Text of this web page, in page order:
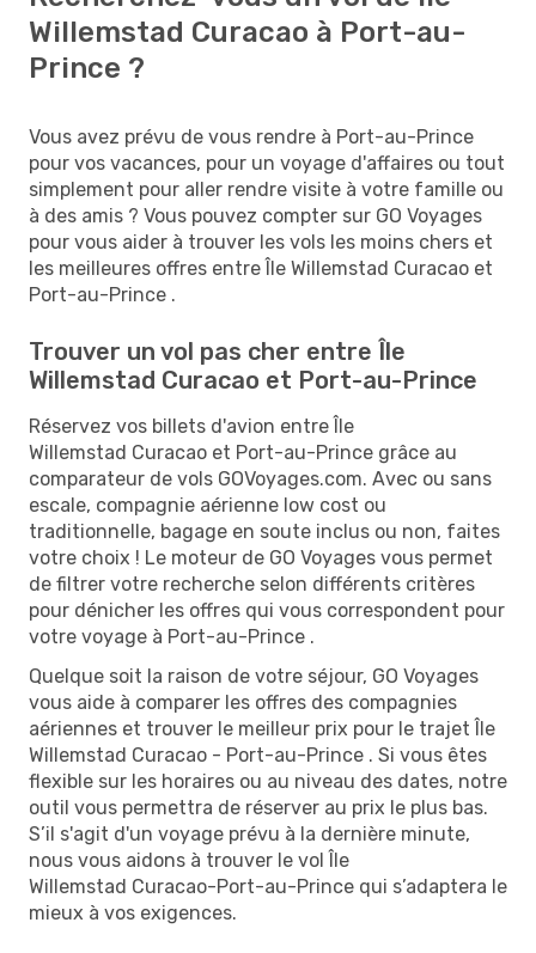
Willemstad Curacao à Port-au-
Prince ?
Vous avez prévu de vous rendre à Port-au-Prince
pour vos vacances, pour un voyage d'affaires ou tout
simplement pour aller rendre visite à votre famille ou
à des amis ? Vous pouvez compter sur GO Voyages
pour vous aider à trouver les vols les moins chers et
les meilleures offres entre Île Willemstad Curacao et
Port-au-Prince .
Trouver un vol pas cher entre Île
Willemstad Curacao et Port-au-Prince
Réservez vos billets d'avion entre Île
Willemstad Curacao et Port-au-Prince grâce au
comparateur de vols GOVoyages.com. Avec ou sans
escale, compagnie aérienne low cost ou
traditionnelle, bagage en soute inclus ou non, faites
votre choix ! Le moteur de GO Voyages vous permet
de filtrer votre recherche selon différents critères
pour dénicher les offres qui vous correspondent pour
votre voyage à Port-au-Prince .
Quelque soit la raison de votre séjour, GO Voyages
vous aide à comparer les offres des compagnies
aériennes et trouver le meilleur prix pour le trajet Île
Willemstad Curacao - Port-au-Prince . Si vous êtes
flexible sur les horaires ou au niveau des dates, notre
outil vous permettra de réserver au prix le plus bas.
S’il s'agit d'un voyage prévu à la dernière minute,
nous vous aidons à trouver le vol Île
Willemstad Curacao-Port-au-Prince qui s’adaptera le
mieux à vos exigences.